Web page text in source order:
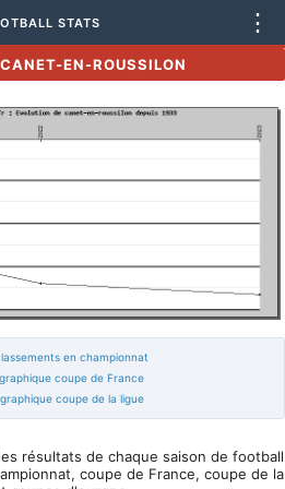
STATS ⋮
EN-ROUSSILON
en championnat
coupe de France
coupe de la ligue
résultats de chaque saison de football
coupe de France, coupe de la